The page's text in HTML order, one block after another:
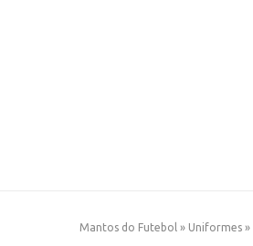
Mantos do Futebol » Uniformes »